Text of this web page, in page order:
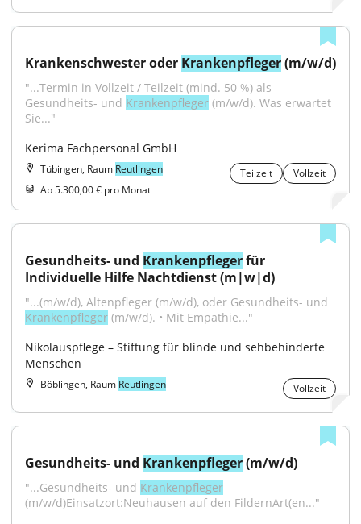
Krankenschwester oder Krankenpfleger (m/w/d)
"...Termin in Vollzeit / Teilzeit (mind. 50 %) als
Gesundheits- und Krankenpfleger (m/w/d). Was erwartet
Sie..."
Kerima Fachpersonal GmbH
Tübingen, Raum Reutlingen Teilzeit
Vollzeit
Ab 5.300,00 € pro Monat
Gesundheits- und Krankenpfleger für
Individuelle Hilfe Nachtdienst (m|w|d)
Krankenpfleger (m/w/d). • Mit Empathie..."
Nikolauspflege – Stiftung für blinde und sehbehinderte
Menschen
Böblingen, Raum Reutlingen Vollzeit
Gesundheits- und Krankenpfleger (m/w/d)
"...Gesundheits- und Krankenpfleger
(m/w/d)Einsatzort:Neuhausen auf den FildernArt(en..."